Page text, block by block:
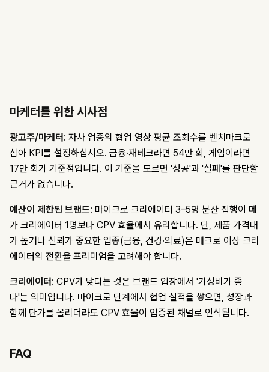
마케터를 위한 시사점
광고주/마케터 : 자사 업종의 협업 영상 평균 조회수를 벤치마크로
삼아 KPI를 설정하십시오. 금융·재테크라면 54만 회, 게임이라면
17만 회가 기준점입니다. 이 기준을 모르면 '성공'과 '실패'를 판단할
근거가 없습니다.
예산이 제한된 브랜드: 마이크로 크리에이터 3–5명 분산 집행이 메
가 크리에이터 1명보다 CPV 효율에서 유리합니다. 단, 제품 가격대
가 높거나 신뢰가 중요한 업종(금융, 건강·의료)은 매크로 이상 크리
에이터의 전환율 프리미엄을 고려해야 합니다.
크리에이터 : CPV가 낮다는 것은 브랜드 입장에서 '가성비가 좋
다'는 의미입니다. 마이크로 단계에서 협업 실적을 쌓으면, 성장과
함께 단가를 올리더라도 CPV 효율이 입증된 채널로 인식됩니다.
FAQ